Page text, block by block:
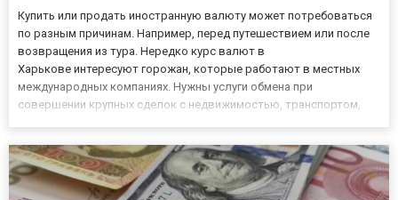
Купить или продать иностранную валюту может потребоваться
по разным причинам. Например, перед путешествием или после
возвращения из тура. Нередко курс валют в
Харькове интересуют горожан, которые работают в местных
международных компаниях. Нужны услуги обмена при
совершении крупных сделок с недвижимостью, транспортом,
грамотный подход к этому вопро...